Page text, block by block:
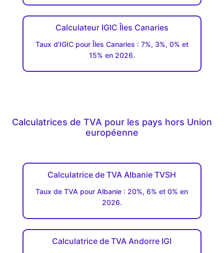
Calculateur IGIC Îles Canaries
Taux d'IGIC pour Îles Canaries : 7%, 3%, 0% et
15% en 2026.
Calculatrices de TVA pour les pays hors Union
européenne
Calculatrice de TVA Albanie TVSH
Taux de TVA pour Albanie : 20%, 6% et 0% en
2026.
Calculatrice de TVA Andorre IGI